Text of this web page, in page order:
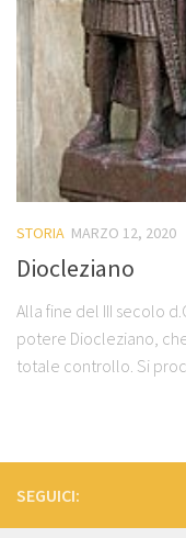
STORIA MARZO 12, 2020
Diocleziano
Alla fine del III secolo
potere Diocleziano,
totale controllo. Si
SEGUICI: